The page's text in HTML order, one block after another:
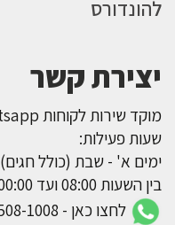
להונדורס
יצירת קשר
מוקד שירות לקוחות whatsapp
שעות פעילות:
ימים א' - שבת (כולל חגים)
בין השעות 08:00 ועד 00:00
לחצו כאן - 055-508-1008